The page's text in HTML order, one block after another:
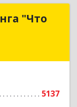
"Что
5137
"Что